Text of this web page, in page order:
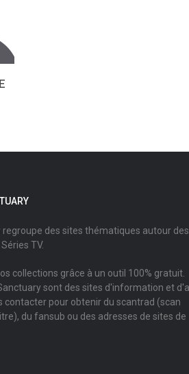
regroupe des sites thématiques autour
TV.
collections grâce à un outil 100% gratuit.
sont des sites d'information et
contacter pour obtenir du scantrad (scan
du fansub ou des adresses de sites de